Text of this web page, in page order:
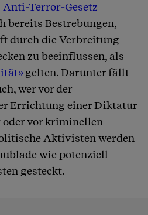
Anti-Terror-Gesetz
bereits Bestrebungen,
durch die Verbreitung
zu beeinflussen, als
gelten. Darunter fällt
wer vor der
Errichtung einer Diktatur
oder vor kriminellen
Aktivisten werden
wie potenziell
gesteckt.